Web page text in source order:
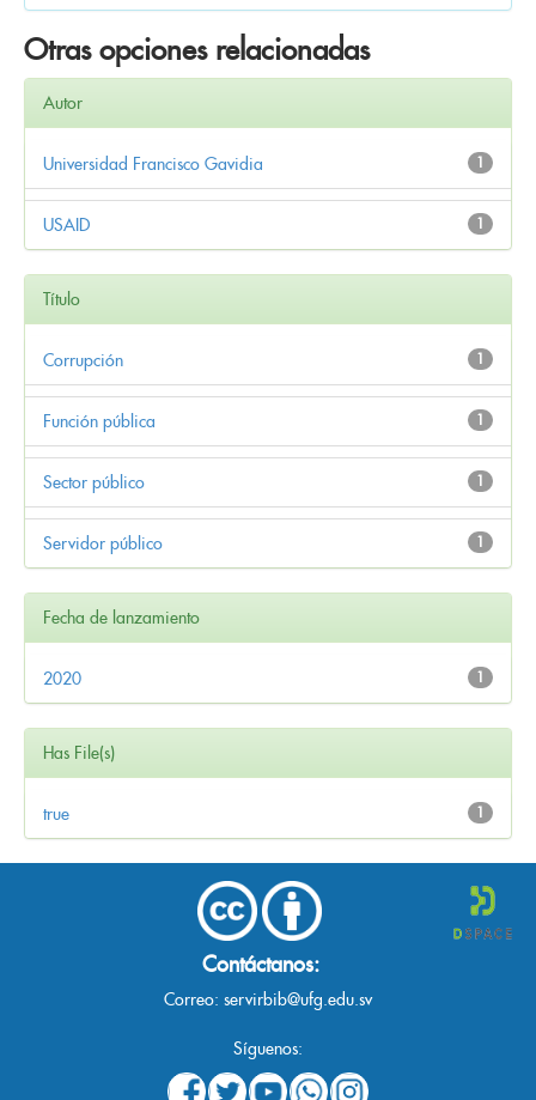
Otras opciones relacionadas
Autor
1
Universidad Francisco Gavidia
1
USAID
Título
1
Corrupción
1
Función pública
1
Sector público
1
Servidor público
Fecha de lanzamiento
1
2020
Has File(s)
1
true
Contáctanos:
Correo: servirbib@ufg.edu.sv
Síguenos: